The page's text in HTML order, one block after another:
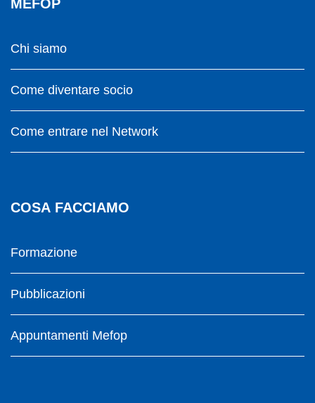
MEFOP
Chi siamo
Come diventare socio
Come entrare nel Network
COSA FACCIAMO
Formazione
Pubblicazioni
Appuntamenti Mefop